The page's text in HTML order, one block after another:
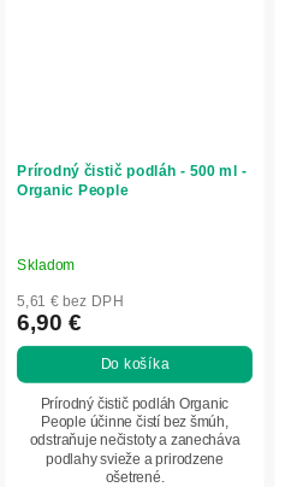
Prírodný čistič podláh - 500 ml -
Organic People
Skladom
5,61 € bez DPH
6,90 €
Do košíka
Prírodný čistič podláh Organic
People účinne čistí bez šmúh,
odstraňuje nečistoty a zanecháva
podlahy svieže a prirodzene
ošetrené.